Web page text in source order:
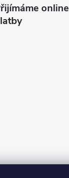
online